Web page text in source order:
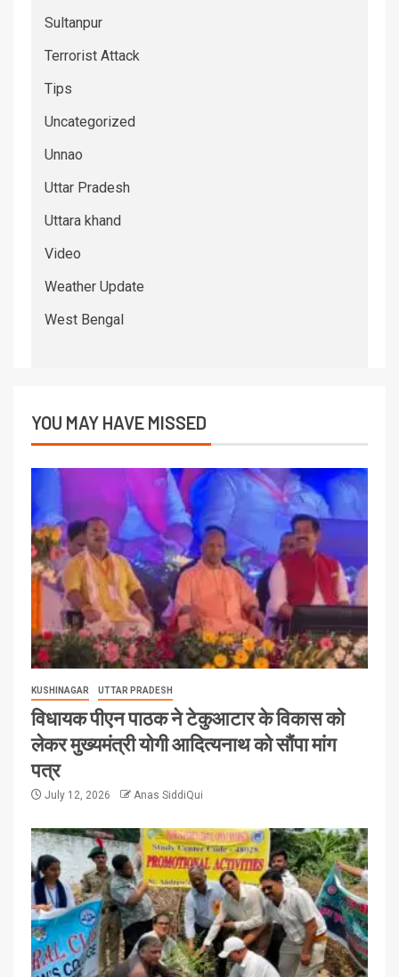
Sultanpur
Terrorist Attack
Tips
Uncategorized
Unnao
Uttar Pradesh
Uttara khand
Video
Weather Update
West Bengal
YOU MAY HAVE MISSED
KUSHINAGAR UTTAR PRADESH
विधायक पीएन पाठक ने टेकुआटार के विकास को
लेकर मुख्यमंत्री योगी आदित्यनाथ को सौंपा मांग
पत्र
July 12, 2026 Anas SiddiQui